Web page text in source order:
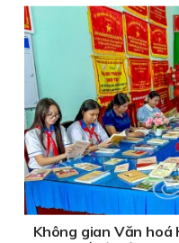
Không gian Văn hoá